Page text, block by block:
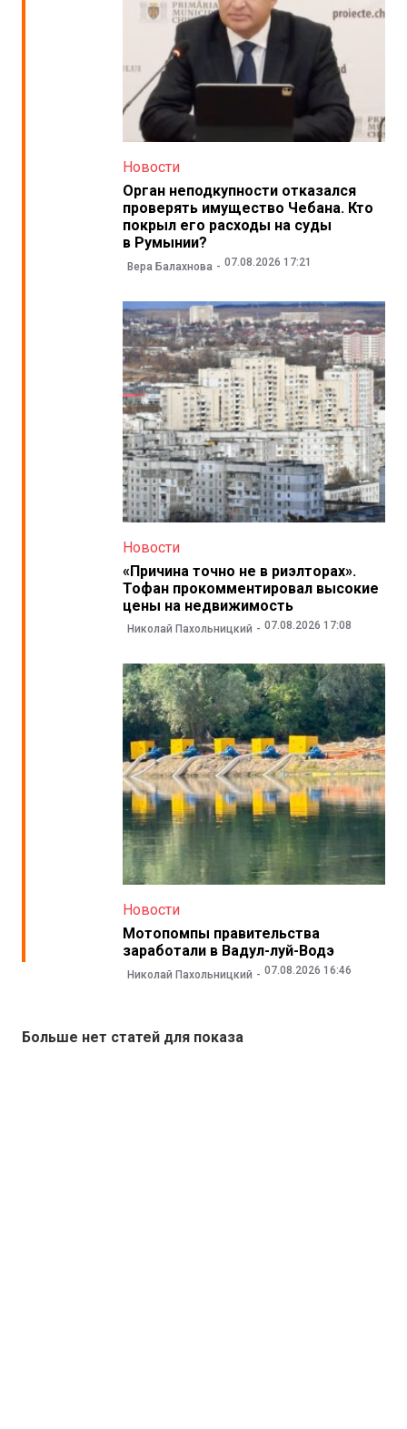
Новости
Орган неподкупности отказался
проверять имущество Чебана. Кто
покрыл его расходы на суды
в Румынии?
Вера Балахнова 07.08.2026 17:21
Новости
«Причина точно не в риэлторах».
Тофан прокомментировал высокие
цены на недвижимость
Николай Пахольницкий 07.08.2026 17:08
Новости
Мотопомпы правительства
заработали в Вадул-луй-Водэ
Николай Пахольницкий 07.08.2026 16:46
Больше нет статей для показа